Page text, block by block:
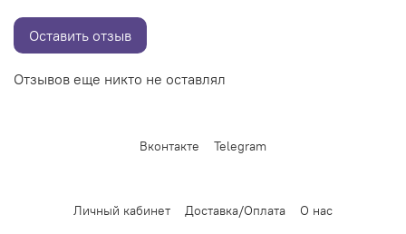
Отзывов еще никто не оставлял
Оставить отзыв
Вконтакте Telegram
Личный кабинет Доставка/Оплата О нас